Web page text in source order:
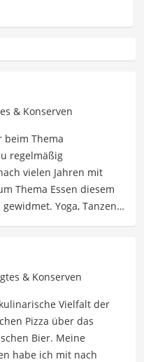
& Konserven
beim Thema
regelmäßig
vielen Jahren mit
Thema Essen diesem
Tanzen,
die Welt gereist. Heute
auch als
für Südamerika und
Sicht besonders
.
& Konserven
Vielfalt der
Pizza über das
Bier. Meine
habe ich mit nach